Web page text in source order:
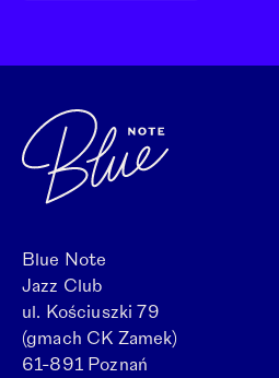
Blue Note
Jazz Club
ul. Kościuszki 79
(gmach CK Zamek)
61-891 Poznań